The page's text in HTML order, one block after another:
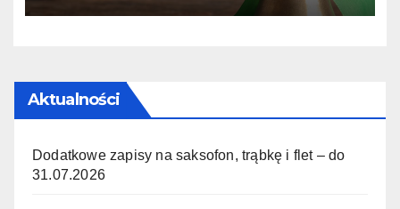
Aktualności
Dodatkowe zapisy na saksofon, trąbkę i flet – do
31.07.2026